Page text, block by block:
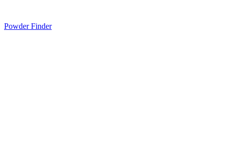
Powder Finder